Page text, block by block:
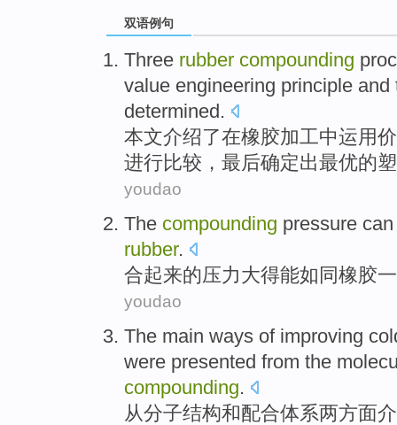
双语例句
Three rubber compounding
value engineering principle and
determined .
本文介绍了在橡胶加工中运用
进行比较，最后确定出最优的
youdao
The compounding pressure can
rubber.
合起来的压力大得能如同橡胶
youdao
The main ways of improving
were presented from the
compounding.
从分子结构和配合体系两方面